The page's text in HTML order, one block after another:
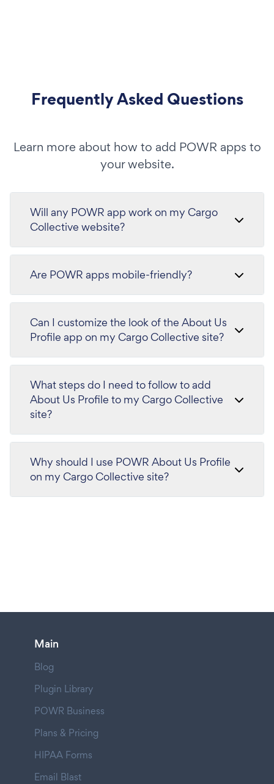
Frequently Asked Questions
Learn more about how to add POWR apps to
your website.
Will any POWR app work on my Cargo
Collective website?
Are POWR apps mobile-friendly?
Can I customize the look of the About Us
Profile app on my Cargo Collective site?
What steps do I need to follow to add
About Us Profile to my Cargo Collective
site?
Why should I use POWR About Us Profile
on my Cargo Collective site?
Main
Blog
Plugin Library
POWR Business
Plans & Pricing
HIPAA Forms
Email Blast